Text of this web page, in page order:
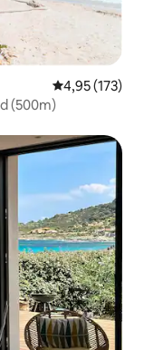
Note
4,95 (173)
(500m)